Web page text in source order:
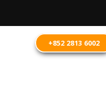
+852 2813 6002